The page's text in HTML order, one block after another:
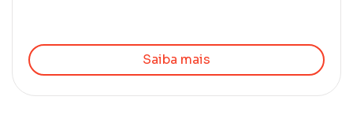
Saiba mais